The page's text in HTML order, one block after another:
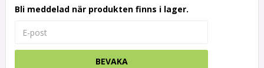
Bli meddelad när produkten finns i lager.
BEVAKA